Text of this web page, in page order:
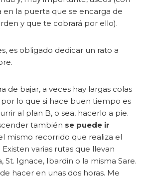
en la puerta que se encarga de
y que te cobrará por ello).
es obligado dedicar un rato a
de bajar, a veces hay largas colas
lo que si hace buen tiempo es
al plan B, o sea, hacerlo a pie.
también se puede ir
mismo recorrido que realiza el
varias rutas que llevan
St. Ignace, Ibardin o la misma Sare.
hacer en unas dos horas. Me